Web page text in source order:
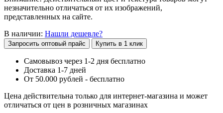
незначительно отличаться от их изображений,
представленных на сайте.
В наличии: Нашли дешевле?
Запросить оптовый прайс Купить в 1 клик
Самовывоз через 1-2 дня бесплатно
Доставка 1-7 дней
От 50.000 рублей - бесплатно
Цена действительна только для интернет-магазина и может
отличаться от цен в розничных магазинах